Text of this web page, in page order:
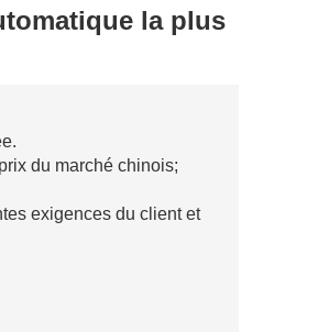
la plus
du marché chinois;
exigences du client et